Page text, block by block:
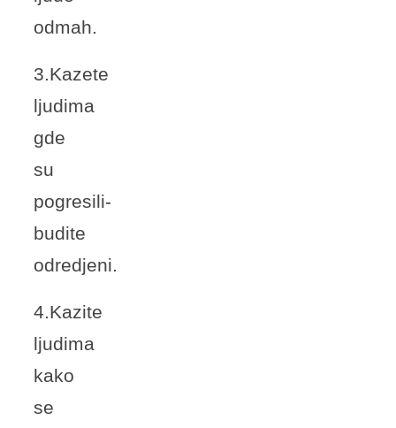
odmah.
3.Kazete
ljudima
gde
su
pogresili-
budite
odredjeni.
4.Kazite
ljudima
kako
se